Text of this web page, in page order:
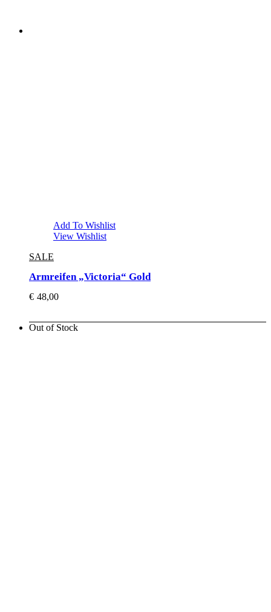
Add To Wishlist
View Wishlist
SALE
Armreifen „Victoria“ Gold
€ 48,00
Out of Stock